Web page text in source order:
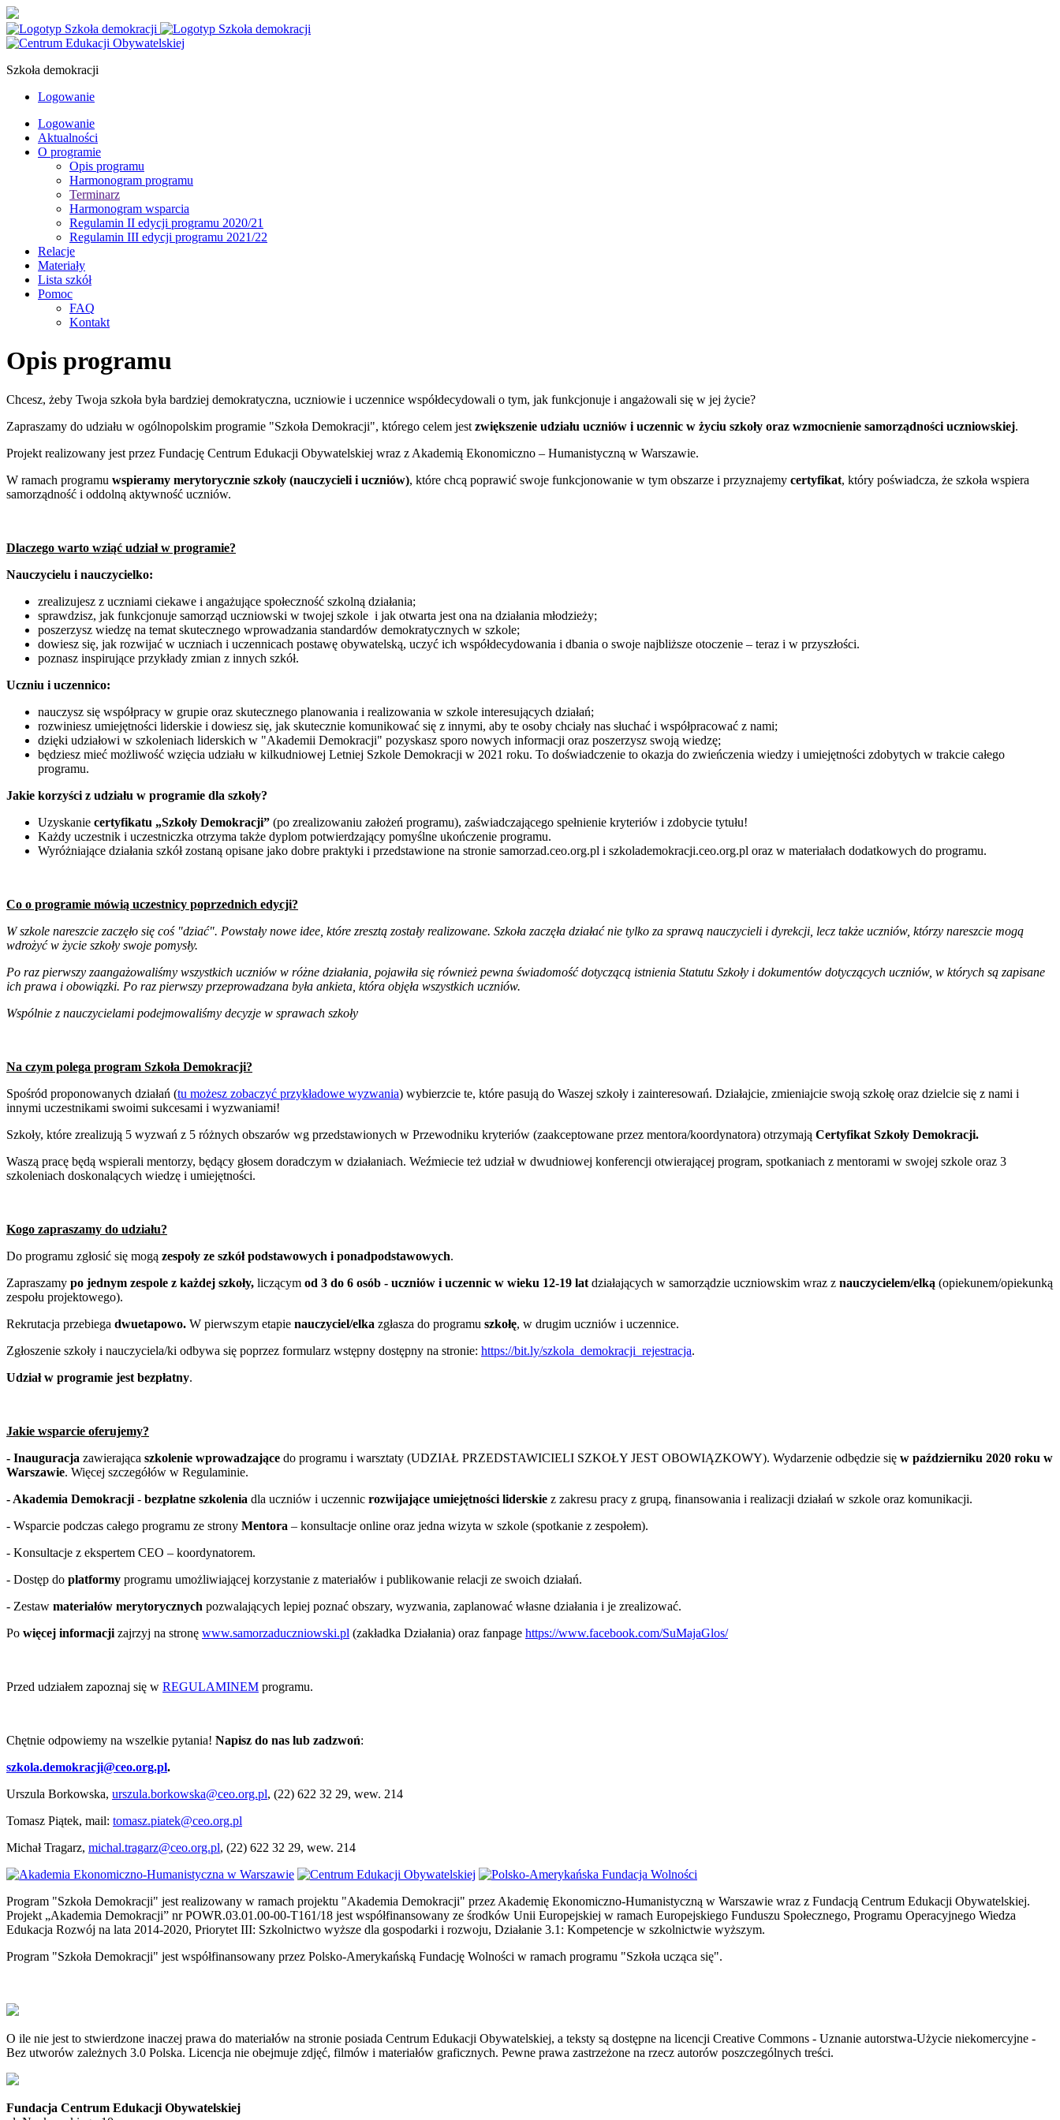
Szkoła demokracji
Logowanie
Logowanie
Aktualności
O programie
Opis programu
Harmonogram programu
Terminarz
Harmonogram wsparcia
Regulamin II edycji programu 2020/21
Regulamin III edycji programu 2021/22
Relacje
Materiały
Lista szkół
Pomoc
FAQ
Kontakt
Opis programu
Chcesz, żeby Twoja szkoła była bardziej demokratyczna, uczniowie i uczennice współdecydowali o tym, jak funkcjonuje i angażowali się w jej życie?
Zapraszamy do udziału w ogólnopolskim programie "Szkoła Demokracji", którego celem jest zwiększenie udziału uczniów i uczennic w życiu szkoły oraz wzmocnienie samorządności uczniowskiej.
Projekt realizowany jest przez Fundację Centrum Edukacji Obywatelskiej wraz z Akademią Ekonomiczno – Humanistyczną w Warszawie.
W ramach programu wspieramy merytorycznie szkoły (nauczycieli i uczniów), które chcą poprawić swoje funkcjonowanie w tym obszarze i przyznajemy certyfikat, który poświadcza, że szkoła wspiera
samorządność i oddolną aktywność uczniów.
Dlaczego warto wziąć udział w programie?
Nauczycielu i nauczycielko:
zrealizujesz z uczniami ciekawe i angażujące społeczność szkolną działania;
sprawdzisz, jak funkcjonuje samorząd uczniowski w twojej szkole i jak otwarta jest ona na działania młodzieży;
poszerzysz wiedzę na temat skutecznego wprowadzania standardów demokratycznych w szkole;
dowiesz się, jak rozwijać w uczniach i uczennicach postawę obywatelską, uczyć ich współdecydowania i dbania o swoje najbliższe otoczenie – teraz i w przyszłości.
poznasz inspirujące przykłady zmian z innych szkół.
Uczniu i uczennico:
nauczysz się współpracy w grupie oraz skutecznego planowania i realizowania w szkole interesujących działań;
rozwiniesz umiejętności liderskie i dowiesz się, jak skutecznie komunikować się z innymi, aby te osoby chciały nas słuchać i współpracować z nami;
dzięki udziałowi w szkoleniach liderskich w "Akademii Demokracji" pozyskasz sporo nowych informacji oraz poszerzysz swoją wiedzę;
będziesz mieć możliwość wzięcia udziału w kilkudniowej Letniej Szkole Demokracji w 2021 roku. To doświadczenie to okazja do zwieńczenia wiedzy i umiejętności zdobytych w trakcie całego
programu.
Jakie korzyści z udziału w programie dla szkoły?
Uzyskanie certyfikatu „Szkoły Demokracji” (po zrealizowaniu założeń programu), zaświadczającego spełnienie kryteriów i zdobycie tytułu!
Każdy uczestnik i uczestniczka otrzyma także dyplom potwierdzający pomyślne ukończenie programu.
Wyróżniające działania szkół zostaną opisane jako dobre praktyki i przedstawione na stronie samorzad.ceo.org.pl i szkolademokracji.ceo.org.pl oraz w materiałach dodatkowych do programu.
Co o programie mówią uczestnicy poprzednich edycji?
W szkole nareszcie zaczęło się coś "dziać". Powstały nowe idee, które zresztą zostały realizowane. Szkoła zaczęła działać nie tylko za sprawą nauczycieli i dyrekcji, lecz także uczniów, którzy nareszcie mogą
wdrożyć w życie szkoły swoje pomysły.
Po raz pierwszy zaangażowaliśmy wszystkich uczniów w różne działania, pojawiła się również pewna świadomość dotyczącą istnienia Statutu Szkoły i dokumentów dotyczących uczniów, w których są zapisane
ich prawa i obowiązki. Po raz pierwszy przeprowadzana była ankieta, która objęła wszystkich uczniów.
Wspólnie z nauczycielami podejmowaliśmy decyzje w sprawach szkoły
Na czym polega program Szkoła Demokracji?
Spośród proponowanych działań (tu możesz zobaczyć przykładowe wyzwania) wybierzcie te, które pasują do Waszej szkoły i zainteresowań. Działajcie, zmieniajcie swoją szkołę oraz dzielcie się z nami i
innymi uczestnikami swoimi sukcesami i wyzwaniami!
Szkoły, które zrealizują 5 wyzwań z 5 różnych obszarów wg przedstawionych w Przewodniku kryteriów (zaakceptowane przez mentora/koordynatora) otrzymają Certyfikat Szkoły Demokracji.
Waszą pracę będą wspierali mentorzy, będący głosem doradczym w działaniach. Weźmiecie też udział w dwudniowej konferencji otwierającej program, spotkaniach z mentorami w swojej szkole oraz 3
szkoleniach doskonalących wiedzę i umiejętności.
Kogo zapraszamy do udziału?
Do programu zgłosić się mogą zespoły ze szkół podstawowych i ponadpodstawowych.
Zapraszamy po jednym zespole z każdej szkoły, liczącym od 3 do 6 osób - uczniów i uczennic w wieku 12-19 lat działających w samorządzie uczniowskim wraz z nauczycielem/elką (opiekunem/opiekunką
zespołu projektowego).
Rekrutacja przebiega dwuetapowo. W pierwszym etapie nauczyciel/elka zgłasza do programu szkołę, w drugim uczniów i uczennice.
Zgłoszenie szkoły i nauczyciela/ki odbywa się poprzez formularz wstępny dostępny na stronie: https://bit.ly/szkola_demokracji_rejestracja.
Udział w programie jest bezpłatny.
Jakie wsparcie oferujemy?
- Inauguracja zawierająca szkolenie wprowadzające do programu i warsztaty (UDZIAŁ PRZEDSTAWICIELI SZKOŁY JEST OBOWIĄZKOWY). Wydarzenie odbędzie się w październiku 2020 roku w
Warszawie. Więcej szczegółów w Regulaminie.
- Akademia Demokracji - bezpłatne szkolenia dla uczniów i uczennic rozwijające umiejętności liderskie z zakresu pracy z grupą, finansowania i realizacji działań w szkole oraz komunikacji.
- Wsparcie podczas całego programu ze strony Mentora – konsultacje online oraz jedna wizyta w szkole (spotkanie z zespołem).
- Konsultacje z ekspertem CEO – koordynatorem.
- Dostęp do platformy programu umożliwiającej korzystanie z materiałów i publikowanie relacji ze swoich działań.
- Zestaw materiałów merytorycznych pozwalających lepiej poznać obszary, wyzwania, zaplanować własne działania i je zrealizować.
Po więcej informacji zajrzyj na stronę www.samorzaduczniowski.pl (zakładka Działania) oraz fanpage https://www.facebook.com/SuMajaGlos/
Przed udziałem zapoznaj się w REGULAMINEM programu.
Chętnie odpowiemy na wszelkie pytania! Napisz do nas lub zadzwoń:
szkola.demokracji@ceo.org.pl.
Urszula Borkowska, urszula.borkowska@ceo.org.pl, (22) 622 32 29, wew. 214
Tomasz Piątek, mail: tomasz.piatek@ceo.org.pl
Michał Tragarz, michal.tragarz@ceo.org.pl, (22) 622 32 29, wew. 214
Program "Szkoła Demokracji" jest realizowany w ramach projektu "Akademia Demokracji" przez Akademię Ekonomiczno-Humanistyczną w Warszawie wraz z Fundacją Centrum Edukacji Obywatelskiej.
Projekt „Akademia Demokracji” nr POWR.03.01.00-00-T161/18 jest współfinansowany ze środków Unii Europejskiej w ramach Europejskiego Funduszu Społecznego, Programu Operacyjnego Wiedza
Edukacja Rozwój na lata 2014-2020, Priorytet III: Szkolnictwo wyższe dla gospodarki i rozwoju, Działanie 3.1: Kompetencje w szkolnictwie wyższym.
Program "Szkoła Demokracji" jest współfinansowany przez Polsko-Amerykańską Fundację Wolności w ramach programu "Szkoła ucząca się".
O ile nie jest to stwierdzone inaczej prawa do materiałów na stronie posiada Centrum Edukacji Obywatelskiej, a teksty są dostępne na licencji Creative Commons - Uznanie autorstwa-Użycie niekomercyjne -
Bez utworów zależnych 3.0 Polska. Licencja nie obejmuje zdjęć, filmów i materiałów graficznych. Pewne prawa zastrzeżone na rzecz autorów poszczególnych treści.
Fundacja Centrum Edukacji Obywatelskiej